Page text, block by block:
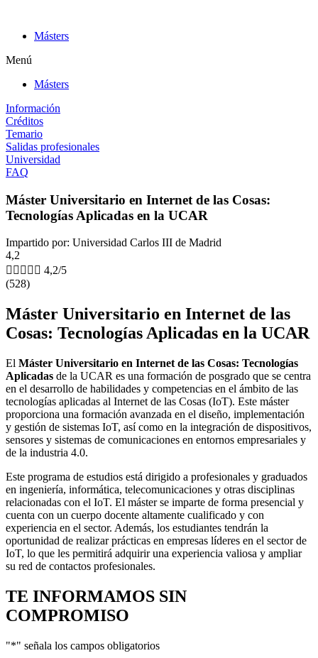
contenidoMásters
Menú
Másters
Información
Créditos
Temario
Salidas profesionales
Universidad
FAQ
Máster Universitario en Internet de las Cosas:
Tecnologías Aplicadas en la UCAR
Impartido por: Universidad Carlos III de Madrid
4,2
     4,2/5
(528)
Máster Universitario en Internet de las
Cosas: Tecnologías Aplicadas en la UCAR
El Máster Universitario en Internet de las Cosas: Tecnologías
Aplicadas de la UCAR es una formación de posgrado que se centra
en el desarrollo de habilidades y competencias en el ámbito de las
tecnologías aplicadas al Internet de las Cosas (IoT). Este máster
proporciona una formación avanzada en el diseño, implementación
y gestión de sistemas IoT, así como en la integración de dispositivos,
sensores y sistemas de comunicaciones en entornos empresariales y
de la industria 4.0.
Este programa de estudios está dirigido a profesionales y graduados
en ingeniería, informática, telecomunicaciones y otras disciplinas
relacionadas con el IoT. El máster se imparte de forma presencial y
cuenta con un cuerpo docente altamente cualificado y con
experiencia en el sector. Además, los estudiantes tendrán la
oportunidad de realizar prácticas en empresas líderes en el sector de
IoT, lo que les permitirá adquirir una experiencia valiosa y ampliar
su red de contactos profesionales.
TE INFORMAMOS SIN
COMPROMISO
"*" señala los campos obligatorios